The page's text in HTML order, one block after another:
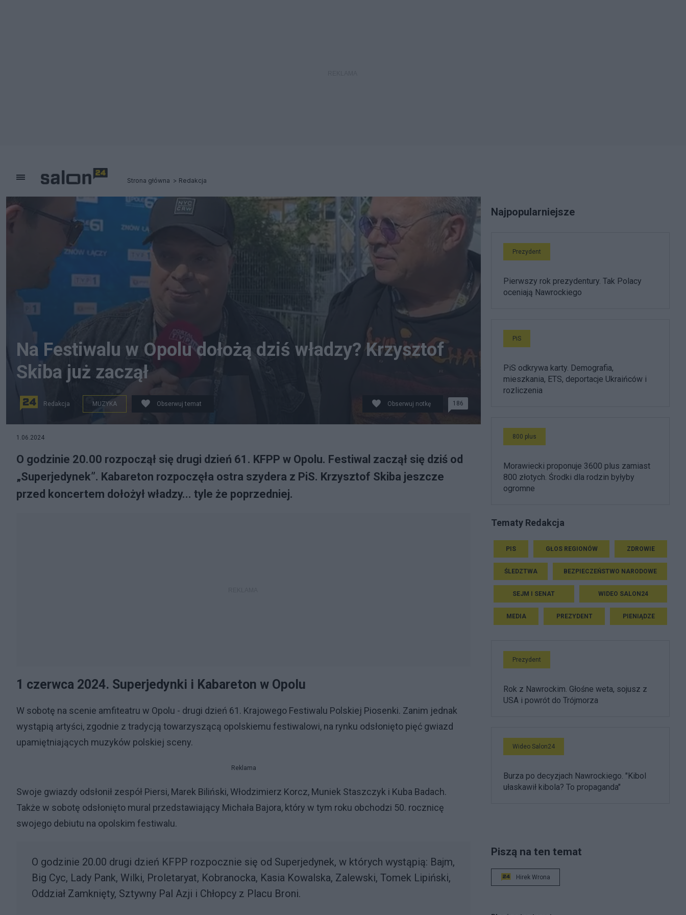
Strona główna Redakcja
Na Festiwalu w Opolu dołożą dziś władzy? Krzysztof
Skiba już zaczął
Redakcja MUZYKA Obserwuj temat Obserwuj notkę 186
1.06.2024
O godzinie 20.00 rozpoczął się drugi dzień 61. KFPP w Opolu. Festiwal zaczął się dziś od
„Superjedynek”. Kabareton rozpoczęła ostra szydera z PiS. Krzysztof Skiba jeszcze
przed koncertem dołożył władzy... tyle że poprzedniej.
1 czerwca 2024. Superjedynki i Kabareton w Opolu
W sobotę na scenie amfiteatru w Opolu - drugi dzień 61. Krajowego Festiwalu Polskiej Piosenki. Zanim jednak
wystąpią artyści, zgodnie z tradycją towarzyszącą opolskiemu festiwalowi, na rynku odsłonięto pięć gwiazd
upamiętniających muzyków polskiej sceny.
Reklama
Swoje gwiazdy odsłonił zespół Piersi, Marek Biliński, Włodzimierz Korcz, Muniek Staszczyk i Kuba Badach.
Także w sobotę odsłonięto mural przedstawiający Michała Bajora, który w tym roku obchodzi 50. rocznicę
swojego debiutu na opolskim festiwalu.
O godzinie 20.00 drugi dzień KFPP rozpocznie się od Superjedynek, w których wystąpią: Bajm,
Big Cyc, Lady Pank, Wilki, Proletaryat, Kobranocka, Kasia Kowalska, Zalewski, Tomek Lipiński,
Oddział Zamknięty, Sztywny Pal Azji i Chłopcy z Placu Broni.
Najpopularniejsze
Prezydent
Pierwszy rok prezydentury. Tak Polacy
oceniają Nawrockiego
PiS
PiS odkrywa karty. Demografia,
mieszkania, ETS, deportacje Ukraińców i
rozliczenia
800 plus
Morawiecki proponuje 3600 plus zamiast
800 złotych. Środki dla rodzin byłyby
ogromne
Tematy Redakcja
PIS GŁOS REGIONÓW ZDROWIE
ŚLEDZTWA BEZPIECZEŃSTWO NARODOWE
SEJM I SENAT WIDEO SALON24
MEDIA PREZYDENT PIENIĄDZE
Prezydent
Rok z Nawrockim. Głośne weta, sojusz z
USA i powrót do Trójmorza
Wideo Salon24
Burza po decyzjach Nawrockiego. "Kibol
ułaskawił kibola? To propaganda"
Piszą na ten temat
Hirek Wrona